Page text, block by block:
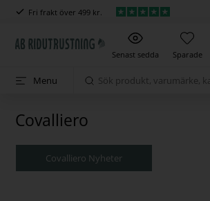
Fri frakt över 499 kr.
Senast sedda Sparade
Menu
Covalliero
Covalliero Nyheter